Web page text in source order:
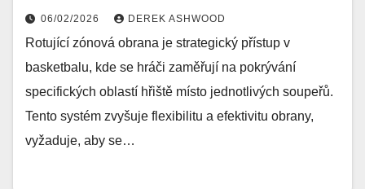
06/02/2026 DEREK ASHWOOD
Rotující zónová obrana je strategický přístup v
basketbalu, kde se hráči zaměřují na pokrývání
specifických oblastí hřiště místo jednotlivých soupeřů.
Tento systém zvyšuje flexibilitu a efektivitu obrany,
vyžaduje, aby se…